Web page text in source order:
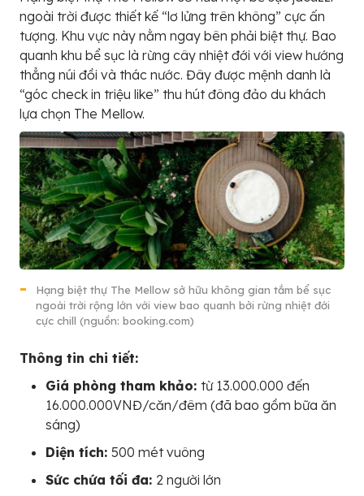
ngoài trời được thiết kế “lơ lửng trên không” cực ấn
tượng. Khu vực này nằm ngay bên phải biệt thự. Bao
quanh khu bể sục là rừng cây nhiệt đới với view hướng
thẳng núi đồi và thác nước. Đây được mệnh danh là
“góc check in triệu like” thu hút đông đảo du khách
lựa chọn The Mellow.
Hạng biệt thự The Mellow sở hữu không gian tắm bể sục
ngoài trời rộng lớn với view bao quanh bởi rừng nhiệt đới
cực chill (nguồn: booking.com)
Thông tin chi tiết:
Giá phòng tham khảo: từ 13.000.000 đến
16.000.000VNĐ/căn/đêm (đã bao gồm bữa ăn
sáng)
Diện tích: 500 mét vuông
Sức chứa tối đa: 2 người lớn